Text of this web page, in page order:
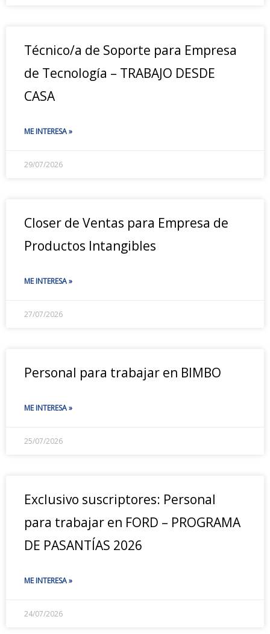
Técnico/a de Soporte para Empresa
de Tecnología – TRABAJO DESDE
CASA
ME INTERESA »
29/07/2026
Closer de Ventas para Empresa de
Productos Intangibles
ME INTERESA »
27/07/2026
Personal para trabajar en BIMBO
ME INTERESA »
25/07/2026
Exclusivo suscriptores: Personal
para trabajar en FORD – PROGRAMA
DE PASANTÍAS 2026
ME INTERESA »
24/07/2026